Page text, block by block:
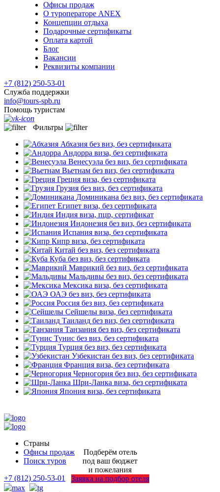
Офисы продаж
О туроператоре ANEX
Концепции отдыха
Подарочные сертификаты
Оплата картой
Блог
Вакансии
Реквизиты компании
+7 (812) 250-53-01
Служба поддержки
info@tours-spb.ru
Помощь туристам
Фильтры
Абхазия без виз, без сертификата
Андорра виза, без сертификата
Венесуэла без виз, без сертификата
Вьетнам без виз, без сертификата
Греция виза, без сертификата
Грузия без виз, без сертификата
Доминикана без виз, без сертификата
Египет виза, без сертификата
Индия виза, пцр, сертификат
Индонезия без виз, без сертификата
Испания виза, без сертификата
Кипр виза, без сертификата
Китай без виз, без сертификата
Куба без виз, без сертификата
Маврикий без виз, без сертификата
Мальдивы без виз, без сертификата
Мексика виза, без сертификата
ОАЭ без виз, без сертификата
Россия без виз, без сертификата
Сейшелы виза, без сертификата
Таиланд без виз, без сертификата
Танзания без виз, без сертификата
Тунис без виз, без сертификата
Турция без виз, без сертификата
Узбекистан без виз, без сертификата
Франция виза, без сертификата
Черногория без виз, без сертификата
Шри-Ланка виза, без сертификата
Япония виза, без сертификата
Страны
Офисы продаж
Поиск туров
+7 (812) 250-53-01
Подберём отель
под ваш бюджет
и пожелания
Заявка на подбор отеля